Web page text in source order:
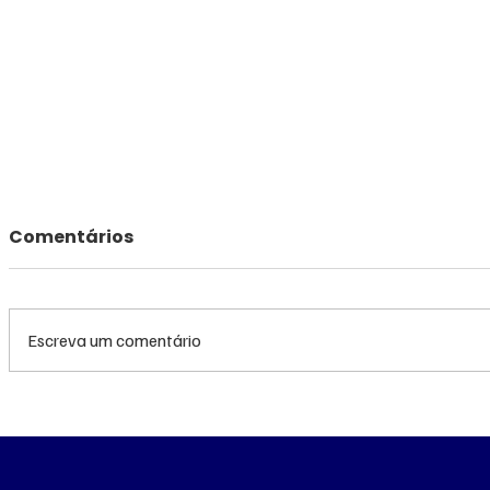
clima nos EUA
Comentários
Escreva um comentário